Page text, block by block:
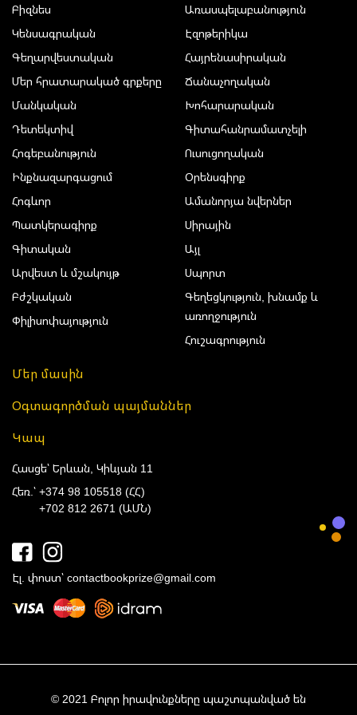
Բիզնես
Կենսագրական
Գեղարվեստական
Մեր հրատարակած գրքերը
Մանկական
Դետեկտիվ
Հոգեբանություն
Ինքնազարգացում
Հոգևոր
Պատկերագիրք
Գիտական
Արվեստ և մշակույթ
Բժշկական
Փիլիսոփայություն
Առասպելաբանություն
Էզոթերիկա
Հայրենասիրական
Ճանաչողական
Խոհարարական
Գիտահանրամատչելի
Ուսուցողական
Օրենսգիրք
Ամանորյա նվերներ
Սիրային
Այլ
Սպորտ
Գեղեցկություն, խնամք և
առողջություն
Հուշագրություն
Մեր մասին
Օգտագործման պայմաններ
Կապ
Հասցե՝ Երևան, Կիևյան 11
Հեռ.՝ +374 98 105518 (ՀՀ)
+702 812 2671 (ԱՄՆ)
Էլ. փոստ՝ contactbookprize@gmail.com
© 2021 Բոլոր իրավունքները պաշտպանված են